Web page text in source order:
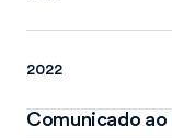
2022
Comunicado